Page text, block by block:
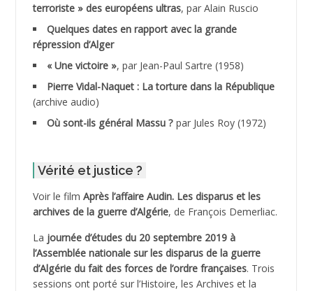
ADDALA Boualem*
ADDANE
ADDECHE Rachid
ADELIOUAT Vve AIT SAADA
ADJANI Khaled
ADJAOUT
ADNI Mohamed Akli
terroriste » des européens ultras, par Alain Ruscio
Quelques dates en rapport avec la grande
répression d’Alger
« Une victoire », par Jean-Paul Sartre (1958)
Pierre Vidal-Naquet : La torture dans la République
(archive audio)
Où sont-ils général Massu ? par Jules Roy (1972)
Vérité et justice ?
Voir le film Après l’affaire Audin. Les disparus et les
archives de la guerre d’Algérie, de François Demerliac.
La journée d’études du 20 septembre 2019 à
l’Assemblée nationale sur les disparus de la guerre
d’Algérie du fait des forces de l’ordre françaises. Trois
sessions ont porté sur l’Histoire, les Archives et la